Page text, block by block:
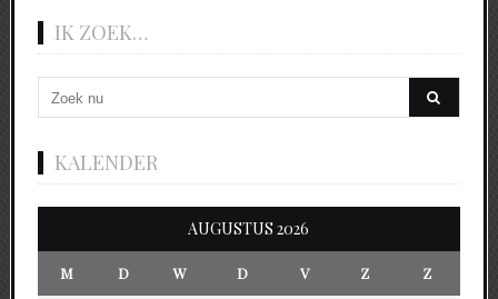
IK ZOEK…
KALENDER
AUGUSTUS 2026
M D W D V Z Z